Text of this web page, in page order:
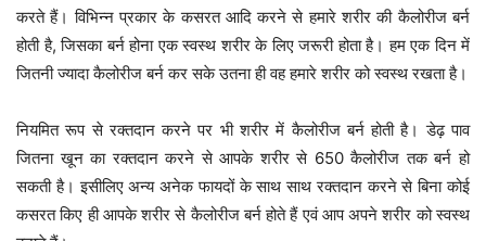
करते हैं। विभिन्न प्रकार के कसरत आदि करने से हमारे शरीर की कैलोरीज बर्न
होती है, जिसका बर्न होना एक स्वस्थ शरीर के लिए जरूरी होता है। हम एक दिन में
जितनी ज्यादा कैलोरीज बर्न कर सके उतना ही वह हमारे शरीर को स्वस्थ रखता है।
नियमित रूप से रक्तदान करने पर भी शरीर में कैलोरीज बर्न होती है। डेढ़ पाव
जितना खून का रक्तदान करने से आपके शरीर से 650 कैलोरीज तक बर्न हो
सकती है। इसीलिए अन्य अनेक फायदों के साथ साथ रक्तदान करने से बिना कोई
कसरत किए ही आपके शरीर से कैलोरीज बर्न होते हैं एवं आप अपने शरीर को स्वस्थ